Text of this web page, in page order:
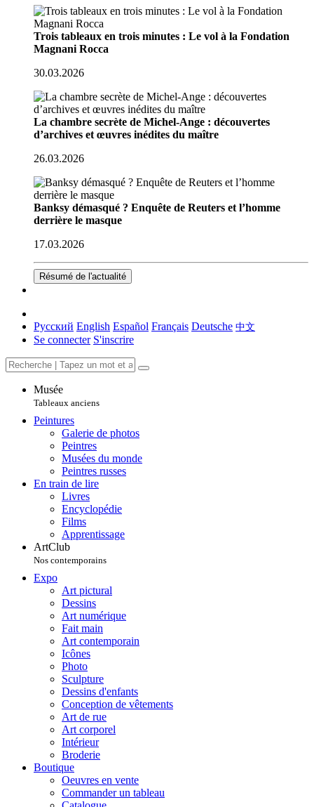
Trois tableaux en trois minutes : Le vol à la Fondation
Magnani Rocca
30.03.2026
La chambre secrète de Michel-Ange : découvertes
d’archives et œuvres inédites du maître
26.03.2026
Banksy démasqué ? Enquête de Reuters et l’homme
derrière le masque
17.03.2026
Résumé de l'actualité
Русский English Español Français Deutsche 中文
Se connecter S'inscrire
Musée
Tableaux anciens
Peintures
Galerie de photos
Peintres
Musées du monde
Peintres russes
En train de lire
Livres
Encyclopédie
Films
Apprentissage
ArtClub
Nos contemporains
Expo
Art pictural
Dessins
Art numérique
Fait main
Art contemporain
Icônes
Photo
Sculpture
Dessins d'enfants
Conception de vêtements
Art de rue
Art corporel
Intérieur
Broderie
Boutique
Oeuvres en vente
Commander un tableau